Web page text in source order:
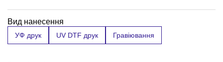
Вид нанесення
УФ друк UV DTF друк Гравіювання